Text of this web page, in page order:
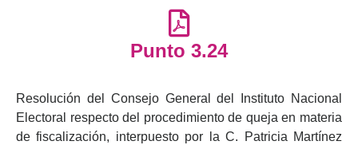
Punto 3.24
Resolución del Consejo General del Instituto Nacional
Electoral respecto del procedimiento de queja en materia
de fiscalización, interpuesto por la C. Patricia Martínez